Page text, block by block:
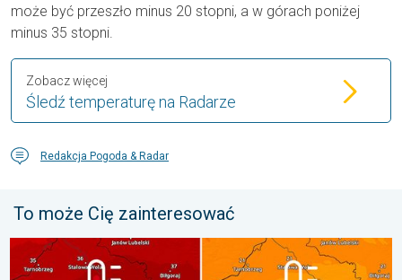
może być przeszło minus 20 stopni, a w górach poniżej
minus 35 stopni.
Śledź temperaturę na Radarze
Zobacz więcej
Redakcja Pogoda & Radar
To może Cię zainteresować
20 stopni różnicy z dnia na dzień. Ogromne ochłodzenie. . .